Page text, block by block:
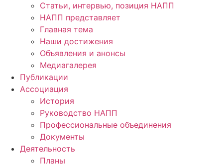
Статьи, интервью, позиция НАПП
НАПП представляет
Главная тема
Наши достижения
Объявления и анонсы
Медиагалерея
Публикации
Ассоциация
История
Руководство НАПП
Профессиональные объединения
Документы
Деятельность
Планы